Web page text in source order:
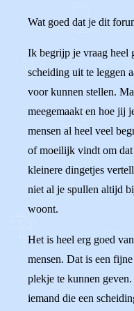
Wat goed dat je dit
Ik begrijp je vraag heel
scheiding uit te leggen
voor kunnen stellen.
meegemaakt en hoe jij
mensen al heel veel
of moeilijk vindt om
kleinere dingetjes
niet al je spullen altijd
woont.
Het is heel erg goed
mensen. Dat is een
plekje te kunnen
iemand die een